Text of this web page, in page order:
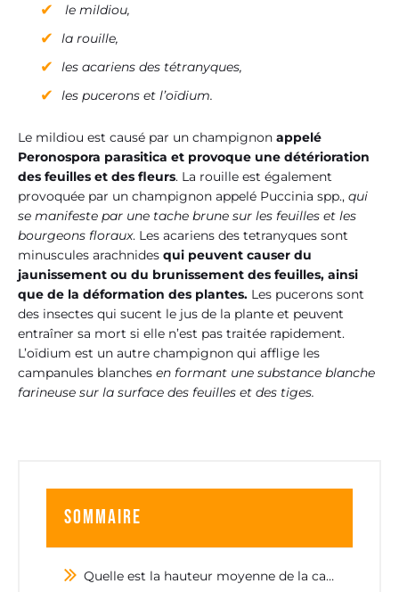
le mildiou,
la rouille,
les acariens des tétranyques,
les pucerons et l’oïdium.
Le mildiou est causé par un champignon appelé
Peronospora parasitica et provoque une détérioration
des feuilles et des fleurs. La rouille est également
provoquée par un champignon appelé Puccinia spp., qui
se manifeste par une tache brune sur les feuilles et les
bourgeons floraux. Les acariens des tetranyques sont
minuscules arachnides qui peuvent causer du
jaunissement ou du brunissement des feuilles, ainsi
que de la déformation des plantes. Les pucerons sont
des insectes qui sucent le jus de la plante et peuvent
entraîner sa mort si elle n’est pas traitée rapidement.
L’oïdium est un autre champignon qui afflige les
campanules blanches en formant une substance blanche
farineuse sur la surface des feuilles et des tiges.
Sommaire
Quelle est la hauteur moyenne de la campanule blanche ?